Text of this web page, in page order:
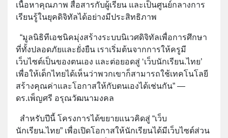
เนื้อหาคุณภาพ สื่อสารกับผู้เรียน และเป็นศูนย์กลางการ
เรียนรู้ในยุคดิจิทัลได้อย่างมีประสิทธิภาพ
“มูลนิธิทีเอชนิคมุ่งสร้างระบบนิเวศดิจิทัลเพื่อการศึกษา
ที่ทั้งปลอดภัยและยั่งยืน เราเริ่มต้นจากการให้ครูมี
เว็บไซต์เป็นของตนเอง และต่อยอดสู่ ‘เว็บนักเรียน.ไทย’
เพื่อให้เด็กไทยได้เห็นว่าพวกเขาก็สามารถใช้เทคโนโลยี
สร้างคุณค่าและโอกาสให้กับตนเองได้เช่นกัน” —
ดร.เพ็ญศรี อรุณวัฒนามงคล
สำหรับปีนี้ โครงการได้ขยายแนวคิดสู่ “เว็บ
นักเรียน.ไทย” เพื่อเปิดโอกาสให้นักเรียนได้มีเว็บไซต์ส่วน